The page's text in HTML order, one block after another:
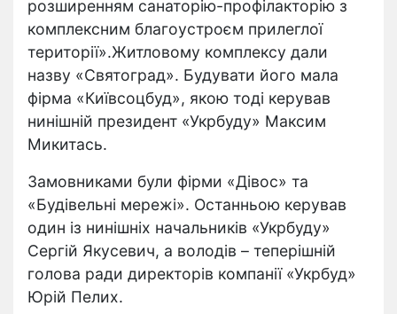
розширенням санаторію-профілакторію з
комплексним благоустроєм прилеглої
території».Житловому комплексу дали
назву «Святоград». Будувати його мала
фірма «Київсоцбуд», якою тоді керував
нинішній президент «Укрбуду» Максим
Микитась.
Замовниками були фірми «Дівос» та
«Будівельні мережі». Останньою керував
один із нинішніх начальників «Укрбуду»
Сергій Якусевич, а володів – теперішній
голова ради директорів компанії «Укрбуд»
Юрій Пелих.